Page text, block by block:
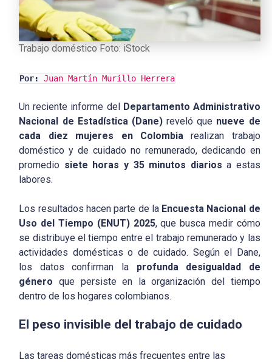
Trabajo doméstico Foto: iStock
Por: Juan Martín Murillo Herrera
Un reciente informe del Departamento Administrativo
Nacional de Estadística (Dane)reveló que nueve de
cada diez mujeres en Colombia realizan trabajo
doméstico y de cuidado no remunerado, dedicando en
promedio siete horas y 35 minutos diarios a estas
labores.
Los resultados hacen parte de la Encuesta Nacional de
Uso del Tiempo (ENUT) 2025, que busca medir cómo
se distribuye el tiempo entre el trabajo remunerado y las
actividades domésticas o de cuidado. Según el Dane,
los datos confirman la profunda desigualdad de
género que persiste en la organización del tiempo
dentro de los hogares colombianos.
El peso invisible del trabajo de cuidado
Las tareas domésticas más frecuentes entre las